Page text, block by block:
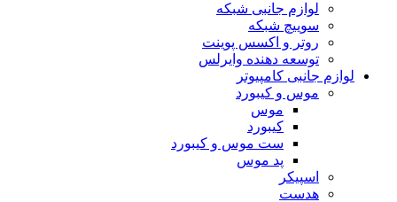
لوازم جانبی شبکه
سوییچ شبکه
روتر و اکسس پوینت
توسعه دهنده وایرلس
لوازم جانبی کامپیوتر
موس و کیبورد
موس
کیبورد
ست موس و کیبورد
پد موس
اسپیکر
هدست